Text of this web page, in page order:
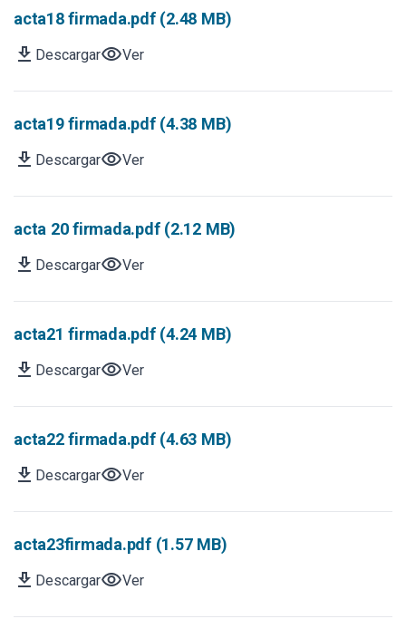
acta18 firmada.pdf (2.48 MB)
download DescargarvisibilityVer
acta19 firmada.pdf (4.38 MB)
download DescargarvisibilityVer
acta 20 firmada.pdf (2.12 MB)
download DescargarvisibilityVer
acta21 firmada.pdf (4.24 MB)
download DescargarvisibilityVer
acta22 firmada.pdf (4.63 MB)
download DescargarvisibilityVer
acta23firmada.pdf (1.57 MB)
download DescargarvisibilityVer